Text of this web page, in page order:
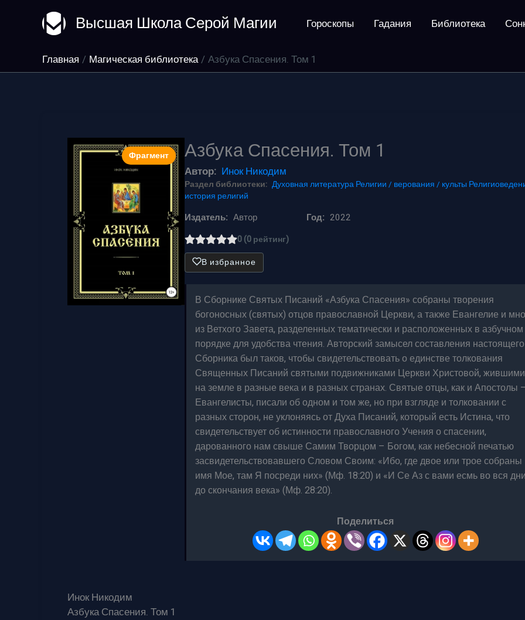
содержимому
Высшая Школа Серой Магии Гороскопы Гадания Библиотека
Главная Магическая библиотека Азбука Спасения. Том 1
Фрагмент Азбука Спасения. Том 1
Автор: Инок Никодим
Раздел библиотеки: Духовная литература Религии / верования / культы
история религий
Издатель: Автор Год: 2022
0 (0 рейтинг)
В избранное
В Сборнике Святых Писаний «Азбука Спасения» собраны творения
богоносных (святых) отцов православной Церкви, а также Евангелие и
из Ветхого Завета, разделенных тематически и расположенных в азбучном
порядке для удобства чтения. Авторский замысел составления настоящего
Сборника был таков, чтобы свидетельствовать о единстве толкования
Священных Писаний святыми подвижниками Церкви Христовой, жившими
на земле в разные века и в разных странах. Святые отцы, как и Апостолы
Евангелисты, писали об одном и том же, но при взгляде и толковании с
разных сторон, не уклоняясь от Духа Писаний, который есть Истина, что
свидетельствует об истинности православного Учения о спасении,
дарованного нам свыше Самим Творцом – Богом, как небесной печатью
засвидетельствовавшего Словом Своим: «Ибо, где двое или трое собраны
имя Мое, там Я посреди них» (Мф. 18:20) и «И Се Аз с вами есмь во вся
до скончания века» (Мф. 28:20).
Поделиться
Инок Никодим
Азбука Спасения. Том 1